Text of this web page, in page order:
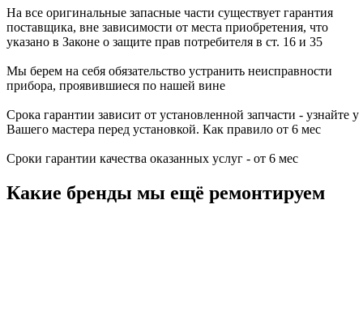
На все оригинальные запасные части существует гарантия
поставщика, вне зависимости от места приобретения, что
указано в Законе о защите прав потребителя в ст. 16 и 35
Мы берем на себя обязательство устранить неисправности
прибора, проявившиеся по нашей вине
Срока гарантии зависит от установленной запчасти - узнайте у
Вашего мастера перед установкой. Как правило от 6 мес
Сроки гарантии качества оказанных услуг - от 6 мес
Какие бренды мы ещё ремонтируем